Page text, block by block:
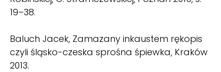
19–38.
Baluch Jacek, Zamazany inkaustem rękopis
czyli śląsko-czeska sprośna śpiewka, Kraków
2013.